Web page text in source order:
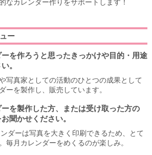
なカレンダー作りをサポートします！
ー
を作ろうと思ったきっかけや目的・用途
。
写真家としての活動のひとつの成果として
ーを製作し、販売しています。
を製作した方、または受け取った方の
聞かせください。
ダーは写真を大きく印刷できるため、とて
毎月カレンダーをめくるのが楽しみ。